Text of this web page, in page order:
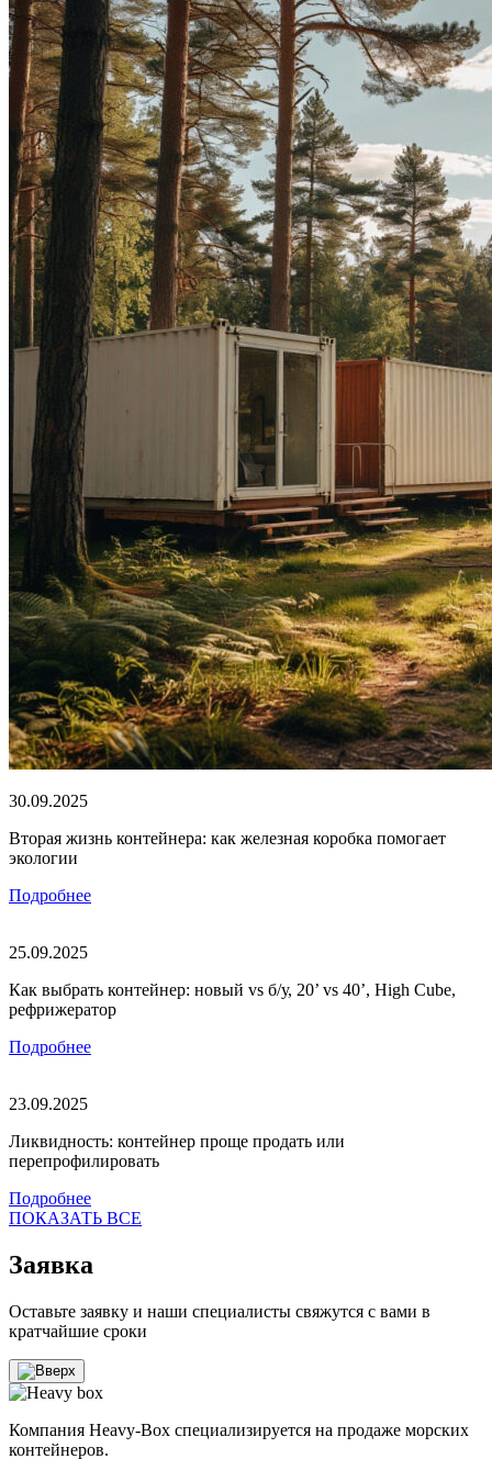
30.09.2025
Вторая жизнь контейнера: как железная коробка помогает
экологии
Подробнее
25.09.2025
Как выбрать контейнер: новый vs б/у, 20’ vs 40’, High Cube,
рефрижератор
Подробнее
23.09.2025
Ликвидность: контейнер проще продать или
перепрофилировать
Подробнее
ПОКАЗАТЬ ВСЕ
Заявка
Оставьте заявку и наши специалисты свяжутся с вами в
кратчайшие сроки
Компания Heavy-Box специализируется на продаже морских
контейнеров.